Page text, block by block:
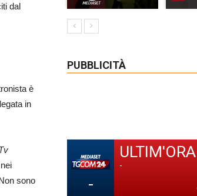
dal
è
in
sono
PUBBLICITÀ
-
ULTIM'ORA
-